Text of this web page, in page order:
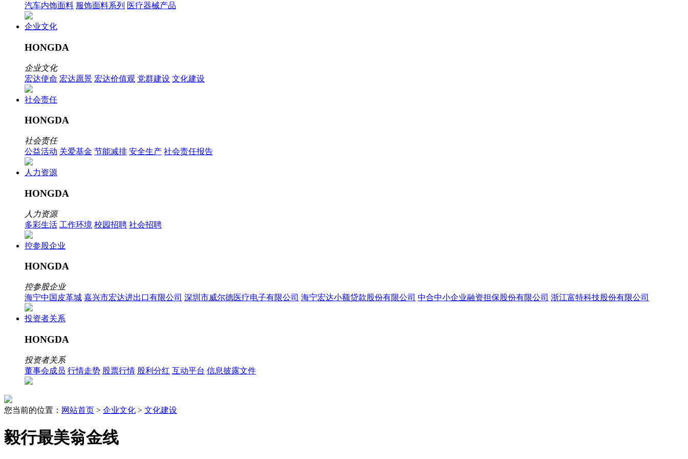
汽车内饰面料 服饰面料系列 医疗器械产品
企业文化
HONGDA
企业文化
宏达使命 宏达愿景 宏达价值观 党群建设 文化建设
社会责任
HONGDA
社会责任
公益活动 关爱基金 节能减排 安全生产 社会责任报告
人力资源
HONGDA
人力资源
多彩生活 工作环境 校园招聘 社会招聘
控参股企业
HONGDA
控参股企业
海宁中国皮革城 嘉兴市宏达进出口有限公司 深圳市威尔德医疗电子有限公司 海宁宏达小额贷款股份有限公司 中合中小企业融资担保股份有限公司 浙江富特科技股份有限公司
投资者关系
HONGDA
投资者关系
董事会成员 行情走势 股票行情 股利分红 互动平台 信息披露文件
您当前的位置： 网站首页 > 企业文化 > 文化建设
毅行最美翁金线